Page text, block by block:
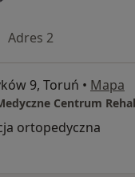
Adres 2
9, Toruń • Mapa
Centrum
ortopedyczna